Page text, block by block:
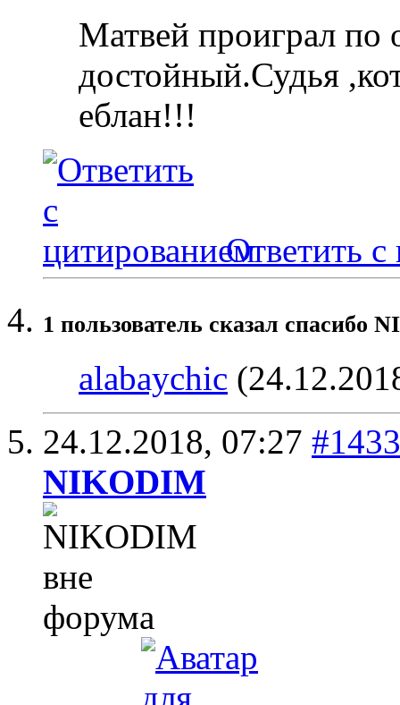
Матвей проиграл по
достойный.Судья
еблан!!!
Ответить с
1 пользователь сказал cпасибо
alabaychic
24.12.2018, 07:27 #1433
NIKODIM